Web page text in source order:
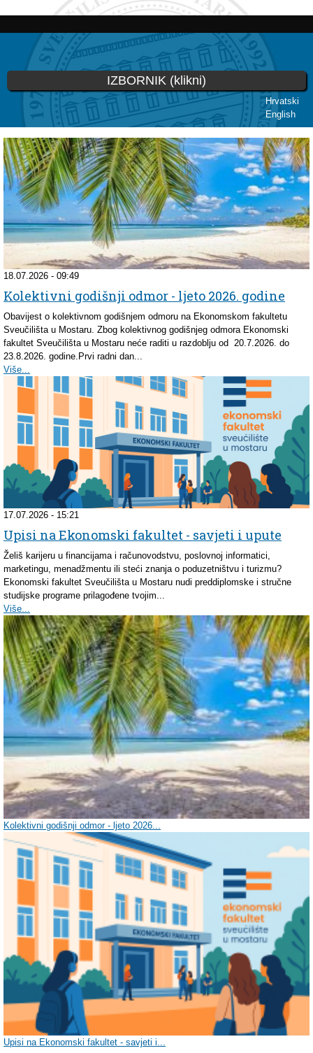
Skoči
glavni
sadržaj
Hrvatski
English
IZBORNIK (klikni)
Vi ste ovdje
18.07.2026 - 09:49
Kolektivni godišnji odmor - ljeto 2026. godine
Obavijest o kolektivnom godišnjem odmoru na Ekonomskom fakultetu
Sveučilišta u Mostaru. Zbog kolektivnog godišnjeg odmora Ekonomski
fakultet Sveučilišta u Mostaru neće raditi u razdoblju od 20.7.2026. do
23.8.2026. godine.Prvi radni dan...
Više...
17.07.2026 - 15:21
Upisi na Ekonomski fakultet - savjeti i upute
Želiš karijeru u financijama i računovodstvu, poslovnoj informatici,
marketingu, menadžmentu ili steći znanja o poduzetništvu i turizmu?
Ekonomski fakultet Sveučilišta u Mostaru nudi preddiplomske i stručne
studijske programe prilagođene tvojim...
Više...
Kolektivni godišnji odmor - ljeto 2026...
Upisi na Ekonomski fakultet - savjeti i...